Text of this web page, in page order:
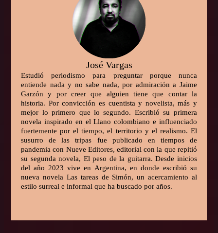
José Vargas
Estudió periodismo para preguntar porque nunca
entiende nada y no sabe nada, por admiración a Jaime
Garzón y por creer que alguien tiene que contar la
historia. Por convicción es cuentista y novelista, más y
mejor lo primero que lo segundo. Escribió su primera
novela inspirado en el Llano colombiano e influenciado
fuertemente por el tiempo, el territorio y el realismo. El
susurro de las tripas fue publicado en tiempos de
pandemia con Nueve Editores, editorial con la que repitió
su segunda novela, El peso de la guitarra. Desde inicios
del año 2023 vive en Argentina, en donde escribió su
nueva novela Las tareas de Simón, un acercamiento al
estilo surreal e informal que ha buscado por años.